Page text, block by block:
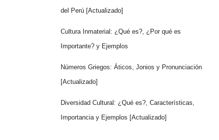
del Perú [Actualizado]
Cultura Inmaterial: ¿Qué es?, ¿Por qué es
Importante? y Ejemplos
Números Griegos: Áticos, Jonios y Pronunciación
[Actualizado]
Diversidad Cultural: ¿Qué es?, Características,
Importancia y Ejemplos [Actualizado]